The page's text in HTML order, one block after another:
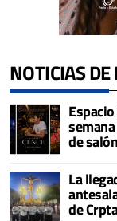
NOTICIAS DE
de
La
de